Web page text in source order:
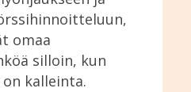
omaa
silloin, kun
kalleinta.